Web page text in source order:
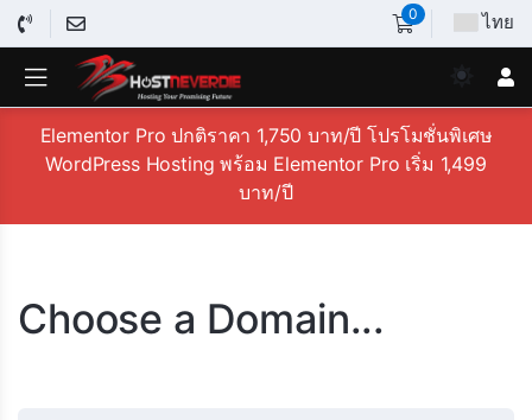
0 ไทย
Elementor Pro ปกติราคา 1,750 บาท/ปี โปรโมชั่นพิเศษ
WordPress Hosting พร้อม Elementor Pro เริ่ม 1,499
บาท/ปี
Choose a Domain...